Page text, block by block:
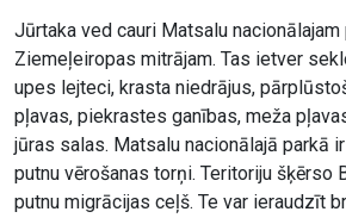
Jūrtaka ved cauri Matsalu
Ziemeļeiropas mitrājam. Tas ietver
upes lejteci, krasta niedrājus,
pļavas, piekrastes ganības, meža
jūras salas. Matsalu nacionālajā parkā
putnu vērošanas torņi. Teritoriju šķērso
putnu migrācijas ceļš. Te var ieraudzīt